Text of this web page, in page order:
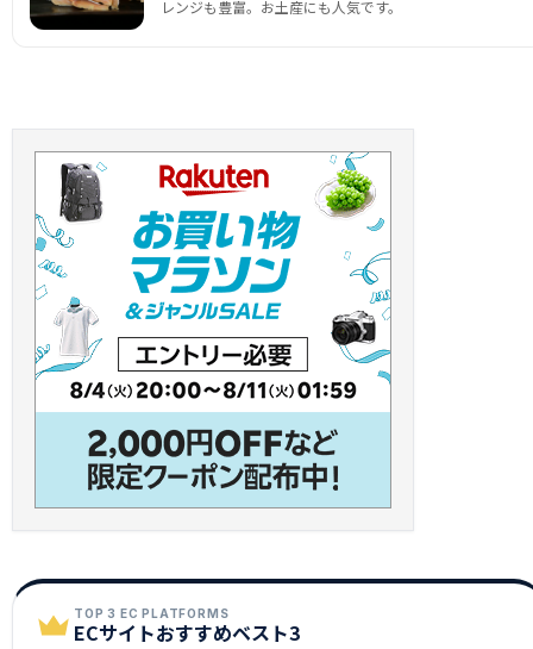
レンジも豊富。お土産にも人気です。
TOP 3 EC PLATFORMS
ECサイトおすすめベスト3